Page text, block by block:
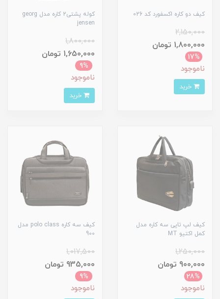
کیف دو کاره اکسفورد کد 026
2,150,000
1,800,000 تومان
17%
ناموجود
کوله پشتی2 کاره مدل georg
jensen
1,800,000
1,650,000 تومان
9%
ناموجود
کیف لپ تاپی سه کاره مدل
کمل اکتیو MT
1,250,000
900,000 تومان
28%
ناموجود
کیف سه کاره polo class مدل
900
1,017,500
935,000 تومان
9%
ناموجود